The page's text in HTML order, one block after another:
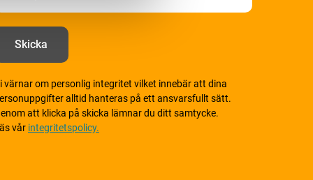
värnar om personlig integritet vilket innebär att dina
alltid hanteras på ett ansvarsfullt sätt.
att klicka på skicka lämnar du ditt samtycke.
vår integritetspolicy.